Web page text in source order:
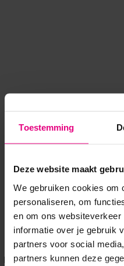
Toestemming
Deze website maakt
We gebruiken cookies om
personaliseren, om
en om ons
informatie over je gebruik
partners voor social
partners kunnen deze
Application error: a client-
loadingwww.voordeeluitjes.nl